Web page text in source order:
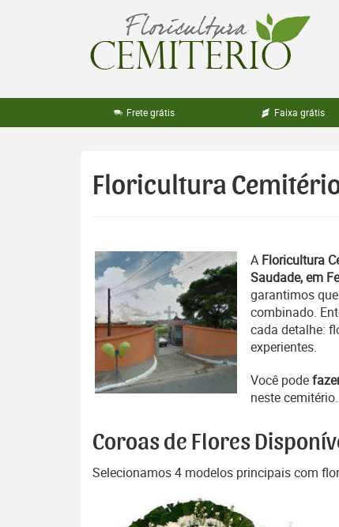
Frete grátis Faixa grátis
Floricultura
A Floricultura
Saudade, em
garantimos
combinado.
cada detalhe:
experientes.
Você pode
neste cemitério.
Coroas de Flores
Selecionamos 4 modelos principais com